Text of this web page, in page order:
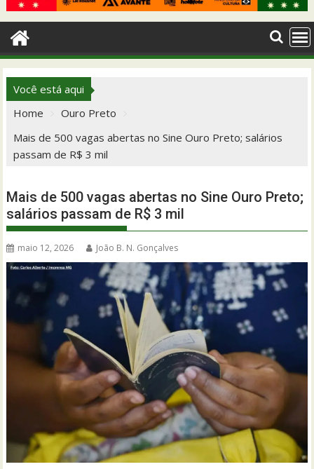
Você está aqui
Home
Ouro Preto
Mais de 500 vagas abertas no Sine Ouro Preto; salários
passam de R$ 3 mil
Mais de 500 vagas abertas no Sine Ouro Preto;
salários passam de R$ 3 mil
maio 12, 2026 João B. N. Gonçalves